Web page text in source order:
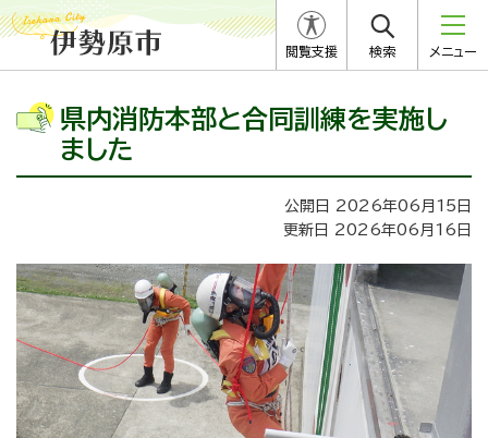
閲覧支援 検索 メニュー
県内消防本部と合同訓練を実施し
ました
公開日 2026年06月15日
更新日 2026年06月16日